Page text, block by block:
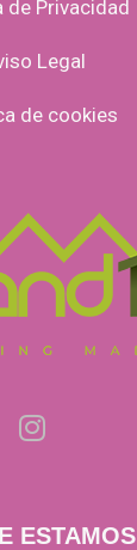
de Privacidad
Legal
de cookies
ESTAMOS